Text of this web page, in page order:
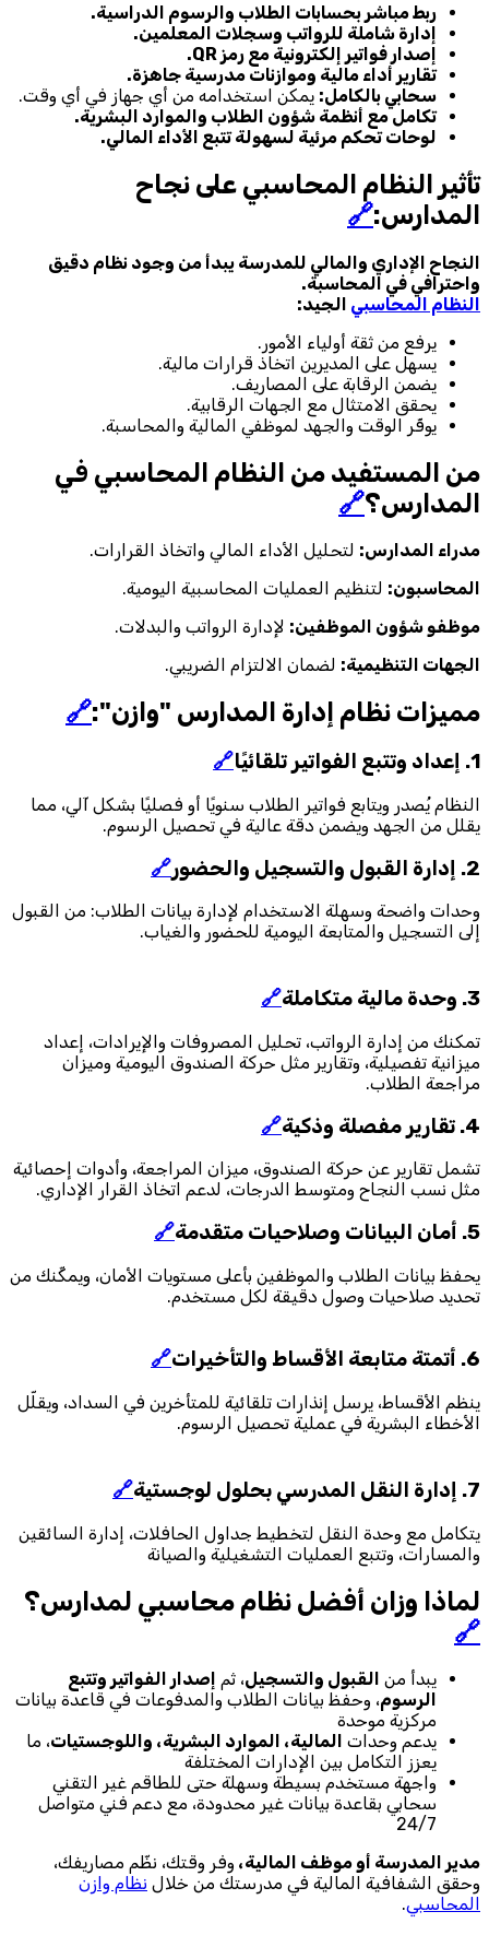
ربط مباشر بحسابات الطلاب والرسوم الدراسية.
إدارة شاملة للرواتب وسجلات المعلمين.
إصدار فواتير إلكترونية مع رمز QR.
تقارير أداء مالية وموازنات مدرسية جاهزة.
سحابي بالكامل: يمكن استخدامه من أي جهاز في أي وقت.
تكامل مع أنظمة شؤون الطلاب والموارد البشرية.
لوحات تحكم مرئية لسهولة تتبع الأداء المالي.
تأثير النظام المحاسبي على نجاح
المدارس:🔗
النجاح الإداري والمالي للمدرسة يبدأ من وجود نظام دقيق
واحترافي في المحاسبة.
النظام المحاسبي الجيد:
يرفع من ثقة أولياء الأمور.
يسهل على المديرين اتخاذ قرارات مالية.
يضمن الرقابة على المصاريف.
يحقق الامتثال مع الجهات الرقابية.
يوفّر الوقت والجهد لموظفي المالية والمحاسبة.
من المستفيد من النظام المحاسبي في
المدارس؟🔗
مدراء المدارس: لتحليل الأداء المالي واتخاذ القرارات.
المحاسبون: لتنظيم العمليات المحاسبية اليومية.
موظفو شؤون الموظفين: لإدارة الرواتب والبدلات.
الجهات التنظيمية: لضمان الالتزام الضريبي.
مميزات نظام إدارة المدارس "وازن":🔗
1. إعداد وتتبع الفواتير تلقائيًا 🔗
النظام يُصدر ويتابع فواتير الطلاب سنويًا أو فصليًا بشكل آلي، مما
يقلل من الجهد ويضمن دقة عالية في تحصيل الرسوم.
2. إدارة القبول والتسجيل والحضور 🔗
وحدات واضحة وسهلة الاستخدام لإدارة بيانات الطلاب: من القبول
إلى التسجيل والمتابعة اليومية للحضور والغياب.
3. وحدة مالية متكاملة 🔗
تمكنك من إدارة الرواتب، تحليل المصروفات والإيرادات، إعداد
ميزانية تفصيلية، وتقارير مثل حركة الصندوق اليومية وميزان
مراجعة الطلاب.
4. تقارير مفصلة وذكية 🔗
تشمل تقارير عن حركة الصندوق، ميزان المراجعة، وأدوات إحصائية
مثل نسب النجاح ومتوسط الدرجات، لدعم اتخاذ القرار الإداري.
5. أمان البيانات وصلاحيات متقدمة 🔗
يحفظ بيانات الطلاب والموظفين بأعلى مستويات الأمان، ويمكِّنك من
تحديد صلاحيات وصول دقيقة لكل مستخدم.
6. أتمتة متابعة الأقساط والتأخيرات 🔗
ينظم الأقساط، يرسل إنذارات تلقائية للمتأخرين في السداد، ويقلّل
الأخطاء البشرية في عملية تحصيل الرسوم.
7. إدارة النقل المدرسي بحلول لوجستية 🔗
يتكامل مع وحدة النقل لتخطيط جداول الحافلات، إدارة السائقين
والمسارات، وتتبع العمليات التشغيلية والصيانة
لماذا وزان أفضل نظام محاسبي لمدارس؟
🔗
يبدأ من القبول والتسجيل، ثم إصدار الفواتير وتتبع
الرسوم، وحفظ بيانات الطلاب والمدفوعات في قاعدة بيانات
مركزية موحدة
يدعم وحدات المالية، الموارد البشرية، واللوجستيات، ما
يعزز التكامل بين الإدارات المختلفة
واجهة مستخدم بسيطة وسهلة حتى للطاقم غير التقني
سحابي بقاعدة بيانات غير محدودة، مع دعم فني متواصل
24/7
مدير المدرسة أو موظف المالية، وفر وقتك، نظّم مصاريفك،
وحقق الشفافية المالية في مدرستك من خلال نظام وازن
المحاسبي.